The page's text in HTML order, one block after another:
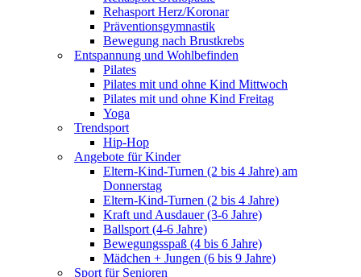
Rehasport Herz/Koronar
Präventionsgymnastik
Bewegung nach Brustkrebs
Entspannung und Wohlbefinden
Pilates
Pilates mit und ohne Kind Mittwoch
Pilates mit und ohne Kind Freitag
Yoga
Trendsport
Hip-Hop
Angebote für Kinder
Eltern-Kind-Turnen (2 bis 4 Jahre) am
Donnerstag
Eltern-Kind-Turnen (2 bis 4 Jahre)
Kraft und Ausdauer (3-6 Jahre)
Ballsport (4-6 Jahre)
Bewegungsspaß (4 bis 6 Jahre)
Mädchen + Jungen (6 bis 9 Jahre)
Sport für Senioren